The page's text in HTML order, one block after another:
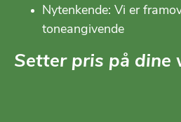
Nytenkende: Vi er
toneangivende
Setter pris på dine